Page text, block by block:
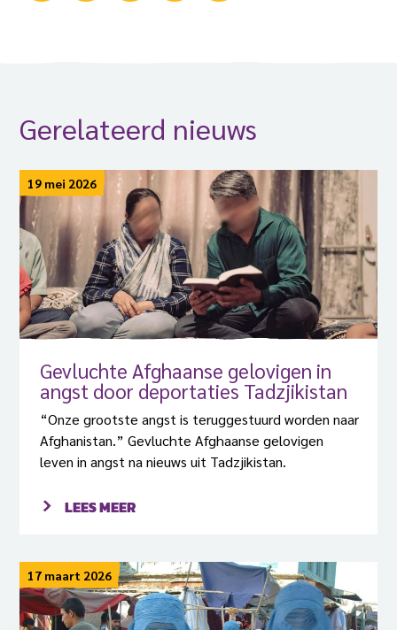
Gerelateerd nieuws
19 mei 2026
Gevluchte Afghaanse gelovigen in
angst door deportaties Tadzjikistan
“Onze grootste angst is teruggestuurd worden naar
Afghanistan.” Gevluchte Afghaanse gelovigen
leven in angst na nieuws uit Tadzjikistan.
LEES MEER
17 maart 2026